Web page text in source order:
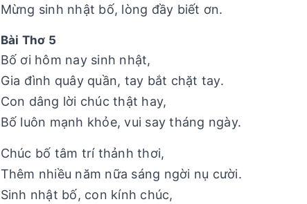
Mừng sinh nhật bố, lòng đầy biết ơn.
Bài Thơ 5
Bố ơi hôm nay sinh nhật,
Gia đình quây quần, tay bắt chặt tay.
Con dâng lời chúc thật hay,
Bố luôn mạnh khỏe, vui say tháng ngày.
Chúc bố tâm trí thảnh thơi,
Thêm nhiều năm nữa sáng ngời nụ cười.
Sinh nhật bố, con kính chúc,